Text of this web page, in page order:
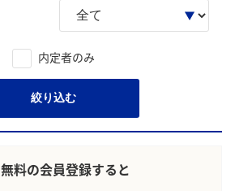
内定者のみ
絞り込む
無料の会員登録すると